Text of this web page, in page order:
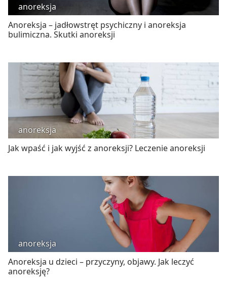
anoreksja
Anoreksja – jadłowstręt psychiczny i anoreksja
bulimiczna. Skutki anoreksji
anoreksja
Jak wpaść i jak wyjść z anoreksji? Leczenie anoreksji
anoreksja
Anoreksja u dzieci – przyczyny, objawy. Jak leczyć
anoreksję?